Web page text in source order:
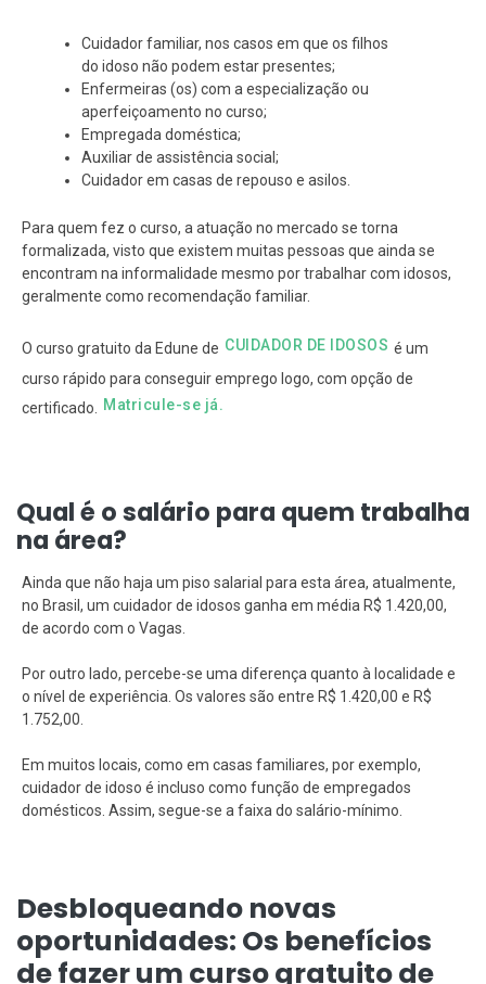
Cuidador familiar, nos casos em que os filhos
do idoso não podem estar presentes;
Enfermeiras (os) com a especialização ou
aperfeiçoamento no curso;
Empregada doméstica;
Auxiliar de assistência social;
Cuidador em casas de repouso e asilos.
Para quem fez o curso, a atuação no mercado se torna
formalizada, visto que existem muitas pessoas que ainda se
encontram na informalidade mesmo por trabalhar com idosos,
geralmente como recomendação familiar.
O curso gratuito da Edune de CUIDADOR DE IDOSOS é um
curso rápido para conseguir emprego logo, com opção de
certificado.
Matricule-se já.
Qual é o salário para quem trabalha
na área?
Ainda que não haja um piso salarial para esta área, atualmente,
no Brasil, um cuidador de idosos ganha em média R$ 1.420,00,
de acordo com o Vagas.
Por outro lado, percebe-se uma diferença quanto à localidade e
o nível de experiência. Os valores são entre R$ 1.420,00 e R$
1.752,00.
Em muitos locais, como em casas familiares, por exemplo,
cuidador de idoso é incluso como função de empregados
domésticos. Assim, segue-se a faixa do salário-mínimo.
Desbloqueando novas
oportunidades: Os benefícios
de fazer um curso gratuito de